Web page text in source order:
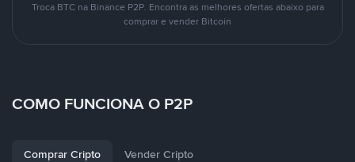
Troca BTC na Binance P2P. Encontra as melhores ofertas abaixo para
comprar e vender Bitcoin
COMO FUNCIONA O P2P
Comprar Cripto Vender Cripto